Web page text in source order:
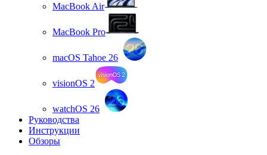
MacBook Air
MacBook Pro
macOS Tahoe 26
visionOS 2
watchOS 26
Руководства
Инструкции
Обзоры